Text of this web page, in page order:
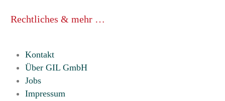
Rechtliches & mehr …
Kontakt
Über GIL GmbH
Jobs
Impressum